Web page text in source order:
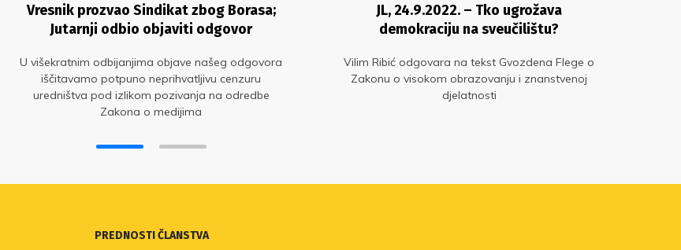
Vresnik prozvao Sindikat zbog Borasa;
Jutarnji odbio objaviti odgovor
U višekratnim odbijanjima objave našeg odgovora
iščitavamo potpuno neprihvatljivu cenzuru
uredništva pod izlikom pozivanja na odredbe
Zakona o medijima
JL, 24.9.2022. – Tko ugrožava
demokraciju na sveučilištu?
Vilim Ribić odgovara na tekst Gvozdena Flege o
Zakonu o visokom obrazovanju i znanstvenoj
djelatnosti
PREDNOSTI ČLANSTVA